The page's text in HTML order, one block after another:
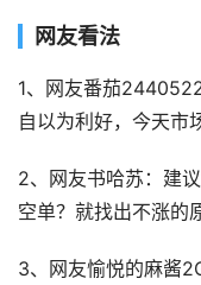
网友看法
1、网友番茄
自以为利好，今天市
2、网友书哈苏：建
空单？就找出不涨的
3、网友愉悦的麻酱